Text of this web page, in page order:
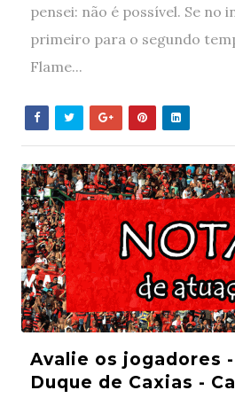
pensei: não é possível. Se no
primeiro para o segundo
Flame...
Avalie os jogadores
Duque de Caxias -